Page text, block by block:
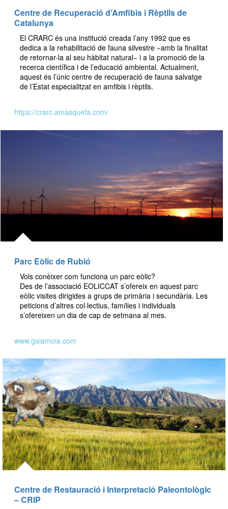
Centre de Recuperació d’Amfibis i Rèptils de
Catalunya
El CRARC és una institució creada l’any 1992 que es
dedica a la rehabilitació de fauna silvestre −amb la finalitat
de retornar-la al seu hàbitat natural− i a la promoció de la
recerca científica i de l’educació ambiental. Actualment,
aquest és l’únic centre de recuperació de fauna salvatge
de l’Estat especialitzat en amfibis i rèptils.
https://crarc.amasquefa.com/
Parc Eòlic de Rubió
Vols conèixer com funciona un parc eòlic?
Des de l’associació EOLICCAT s’ofereix en aquest parc
eòlic visites dirigides a grups de primària i secundària. Les
peticions d’altres col·lectius, famílies i individuals
s’ofereixen un dia de cap de setmana al mes.
www.gaiamoia.com
Centre de Restauració i Interpretació Paleontològic
– CRIP